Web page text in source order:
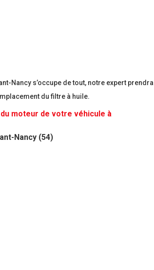
Nancy s’occupe de tout, notre expert prendra
du filtre à huile.
moteur de votre véhicule à
Nancy (54)